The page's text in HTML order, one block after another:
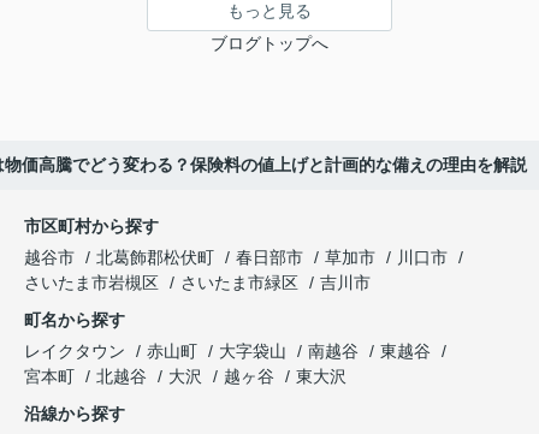
もっと見る
ブログトップへ
価高騰でどう変わる？保険料の値上げと計画的な備えの理由を解説
市区町村から探す
越谷市
北葛飾郡松伏町 春日部市 草加市
川口市
さいたま市岩槻区
さいたま市緑区
吉川市
町名から探す
レイクタウン
赤山町 大字袋山 南越谷
東越谷
宮本町
北越谷 大沢 越ヶ谷
東大沢
沿線から探す